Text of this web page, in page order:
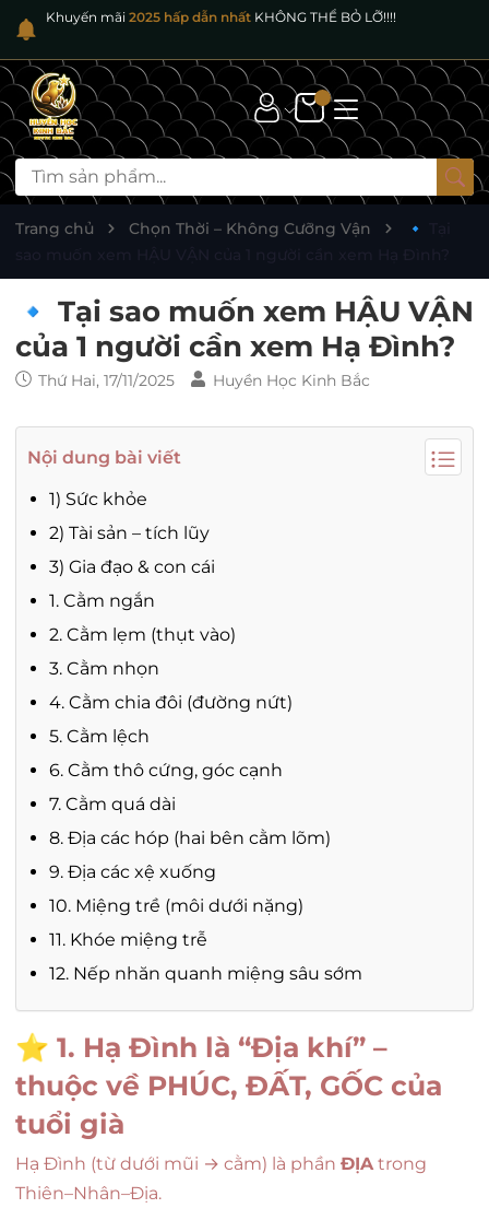
Khuyến mãi 2025 hấp dẫn nhất KHÔNG THỂ BỎ LỠ!!!!
Trang chủ Chọn Thời – Không Cưỡng Vận
🔹 Tại
🔹 Tại sao muốn xem HẬU VẬN
của 1 người cần xem Hạ Đình?
Thứ Hai, 17/11/2025 Huyền Học Kinh Bắc
Nội dung bài viết
1) Sức khỏe
2) Tài sản – tích lũy
3) Gia đạo & con cái
1. Cằm ngắn
2. Cằm lẹm (thụt vào)
3. Cằm nhọn
4. Cằm chia đôi (đường nứt)
5. Cằm lệch
6. Cằm thô cứng, góc cạnh
7. Cằm quá dài
8. Địa các hóp (hai bên cằm lõm)
9. Địa các xệ xuống
10. Miệng trề (môi dưới nặng)
11. Khóe miệng trễ
12. Nếp nhăn quanh miệng sâu sớm
⭐ 1. Hạ Đình là “Địa khí” –
thuộc về PHÚC, ĐẤT, GỐC của
tuổi già
Hạ Đình (từ dưới mũi → cằm) là phần ĐỊAtrong
Thiên–Nhân–Địa.